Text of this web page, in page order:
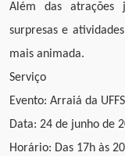
Além das atrações
surpresas e
mais animada.
Serviço
Evento: Arraiá da
Data: 24 de junho de
Horário: Das 17h às